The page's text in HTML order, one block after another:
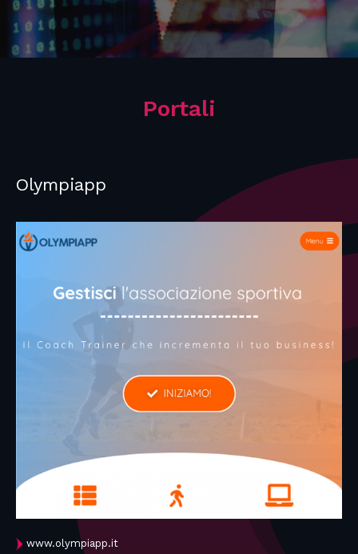
Portali
Olympiapp
www.olympiapp.it